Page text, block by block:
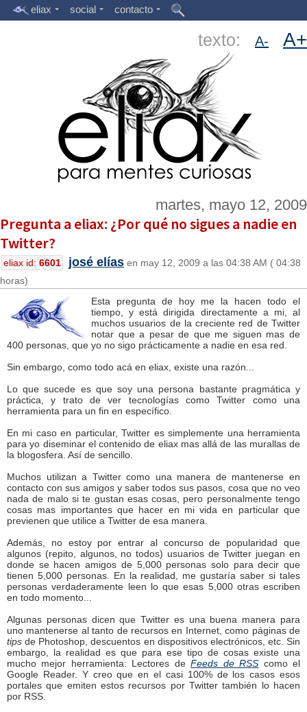
eliax social contacto
texto: A- A+
martes, mayo 12, 2009
Pregunta a eliax: ¿Por qué no sigues a nadie en
Twitter?
eliax id: 6601 josé elías en may 12, 2009 a las 04:38 AM ( 04:38
horas)
Esta pregunta de hoy me la hacen todo el
tiempo, y está dirigida directamente a mi, al
muchos usuarios de la creciente red de Twitter
notar que a pesar de que me siguen mas de
400 personas, que yo no sigo prácticamente a nadie en esa red.
Sin embargo, como todo acá en eliax, existe una razón...
Lo que sucede es que soy una persona bastante pragmática y
práctica, y trato de ver tecnologías como Twitter como una
herramienta para un fin en específico.
En mi caso en particular, Twitter es simplemente una herramienta
para yo diseminar el contenido de eliax mas allá de las murallas de
la blogosfera. Así de sencillo.
Muchos utilizan a Twitter como una manera de mantenerse en
contacto con sus amigos y saber todos sus pasos, cosa que no veo
nada de malo si te gustan esas cosas, pero personalmente tengo
cosas mas importantes que hacer en mi vida en particular que
previenen que utilice a Twitter de esa manera.
Además, no estoy por entrar al concurso de popularidad que
algunos (repito, algunos, no todos) usuarios de Twitter juegan en
donde se hacen amigos de 5,000 personas solo para decir que
tienen 5,000 personas. En la realidad, me gustaría saber si tales
personas verdaderamente leen lo que esas 5,000 otras escriben
en todo momento...
Algunas personas dicen que Twitter es una buena manera para
uno mantenerse al tanto de recursos en Internet, como páginas de
tips de Photoshop, descuentos en dispositivos electrónicos, etc. Sin
embargo, la realidad es que para ese tipo de cosas existe una
mucho mejor herramienta: Lectores deFeeds de RSS como el
Google Reader. Y creo que en el casi 100% de los casos esos
portales que emiten estos recursos por Twitter también lo hacen
por RSS.